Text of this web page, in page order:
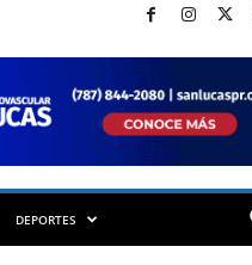
DEPORTES